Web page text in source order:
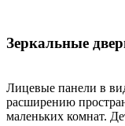
Зеркальные
Лицевые панели в
расширению
маленьких комнат.